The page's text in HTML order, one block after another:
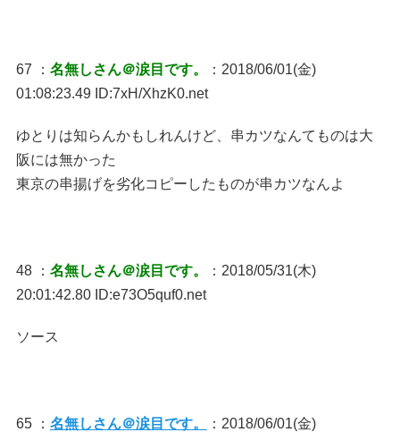
67 ： 名無しさん＠涙目です。
：2018/06/01(金)
01:08:23.49 ID:7xH/XhzK0.net
ゆとりは知らんかもしれんけど、串カツなんてものは大
阪には無かった
東京の串揚げを劣化コピーしたものが串カツなんよ
48 ： 名無しさん＠涙目です。
：2018/05/31(木)
20:01:42.80 ID:e73O5quf0.net
ソース
65 ： 名無しさん＠涙目です。
：2018/06/01(金)